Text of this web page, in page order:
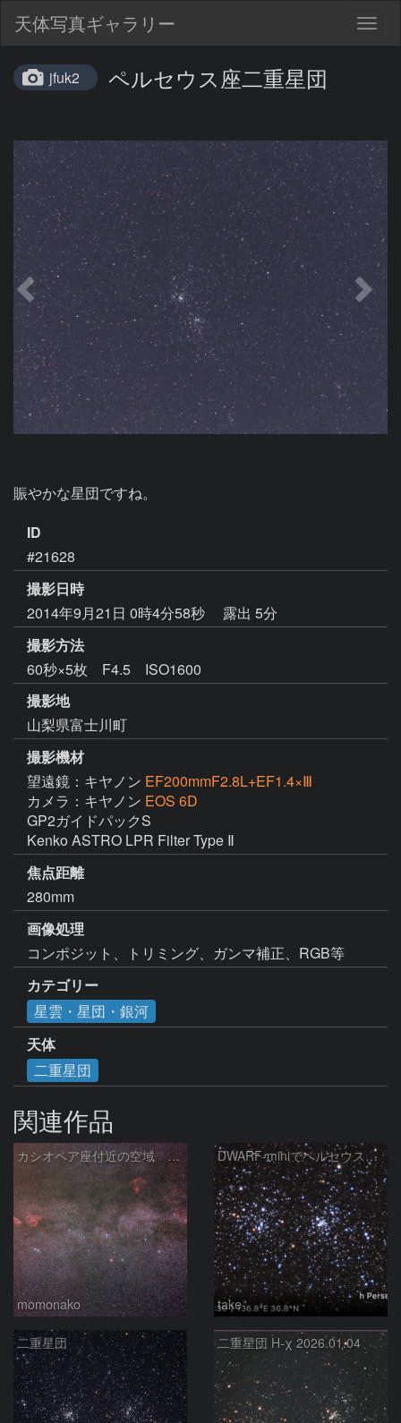
天体写真ギャラリー
jfuk2 ペルセウス座二重星団
賑やかな星団ですね。
ID
#21628
撮影日時
2014年9月21日 0時4分58秒
露出 5分
撮影方法
60秒×5枚 F4.5 ISO1600
撮影地
山梨県富士川町
撮影機材
望遠鏡：キヤノン EF200mmF2.8L+EF1.4×Ⅲ
カメラ：キヤノン EOS 6D
GP2ガイドパックS
Kenko ASTRO LPR Filter Type Ⅱ
焦点距離
280mm
画像処理
コンポジット、トリミング、ガンマ補正、RGB等
カテゴリー
星雲・星団・銀河
天体
二重星団
関連作品
カシオペア座付近の空域 260720
momonako
DWARF-miniでペルセウス座の二重星団
take
二重星団 二重星団 H-χ 2026.01.04